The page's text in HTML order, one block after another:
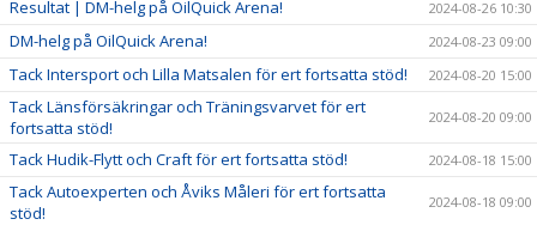
Resultat | DM-helg på OilQuick Arena! 2024-08-26 10:30
DM-helg på OilQuick Arena! 2024-08-23 09:00
Tack Intersport och Lilla Matsalen för ert fortsatta stöd! 2024-08-20 15:00
Tack Länsförsäkringar och Träningsvarvet för ert
fortsatta stöd!
2024-08-20 09:00
Tack Hudik-Flytt och Craft för ert fortsatta stöd! 2024-08-18 15:00
Tack Autoexperten och Åviks Måleri för ert fortsatta
stöd!
2024-08-18 09:00